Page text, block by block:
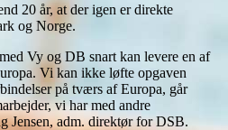
20 år, at der igen er direkte
og Norge.
Vy og DB snart kan levere en af
Vi kan ikke løfte opgaven
på tværs af Europa, går
vi har med andre
Jensen, adm. direktør for DSB.